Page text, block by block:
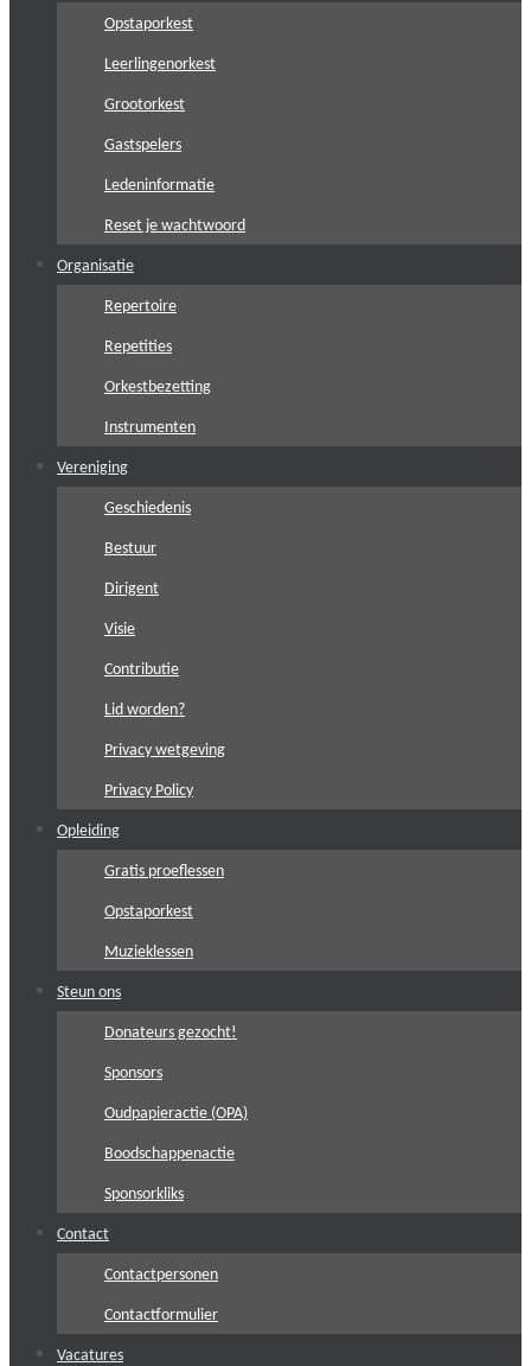
Opstaporkest
Leerlingenorkest
Grootorkest
Gastspelers
Ledeninformatie
Reset je wachtwoord
Organisatie
Repertoire
Repetities
Orkestbezetting
Instrumenten
Vereniging
Geschiedenis
Bestuur
Dirigent
Visie
Contributie
Lid worden?
Privacy wetgeving
Privacy Policy
Opleiding
Gratis proeflessen
Opstaporkest
Muzieklessen
Steun ons
Donateurs gezocht!
Sponsors
Oudpapieractie (OPA)
Boodschappenactie
Sponsorkliks
Contact
Contactpersonen
Contactformulier
Vacatures